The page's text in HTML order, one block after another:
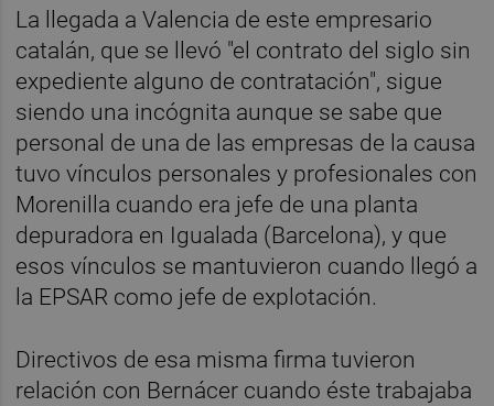
La llegada a Valencia de este empresario
catalán, que se llevó "el contrato del siglo sin
expediente alguno de contratación", sigue
siendo una incógnita aunque se sabe que
personal de una de las empresas de la causa
tuvo vínculos personales y profesionales con
Morenilla cuando era jefe de una planta
depuradora en Igualada (Barcelona), y que
esos vínculos se mantuvieron cuando llegó a
la EPSAR como jefe de explotación.
Directivos de esa misma firma tuvieron
relación con Bernácer cuando éste trabajaba